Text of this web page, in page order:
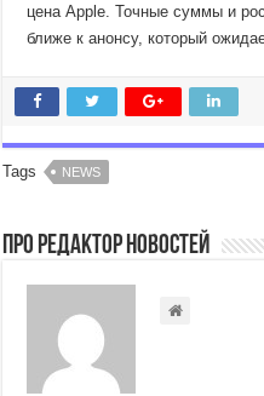
цена Apple. Точные суммы и
ближе к анонсу, который
Tags NEWS
Про Редактор Новостей